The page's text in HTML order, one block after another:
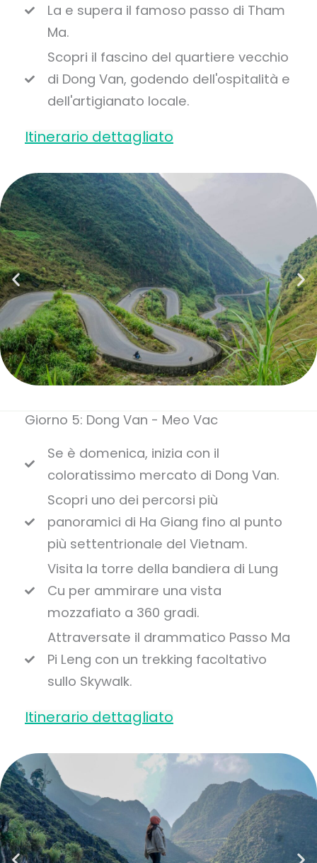
La e supera il famoso passo di Tham
Ma.
Scopri il fascino del quartiere vecchio
di Dong Van, godendo dell'ospitalità e
dell'artigianato locale.
Itinerario dettagliato
Giorno 5: Dong Van - Meo Vac
Se è domenica, inizia con il
coloratissimo mercato di Dong Van.
Scopri uno dei percorsi più
panoramici di Ha Giang fino al punto
più settentrionale del Vietnam.
Visita la torre della bandiera di Lung
Cu per ammirare una vista
mozzafiato a 360 gradi.
Attraversate il drammatico Passo Ma
Pi Leng con un trekking facoltativo
sullo Skywalk.
Itinerario dettagliato